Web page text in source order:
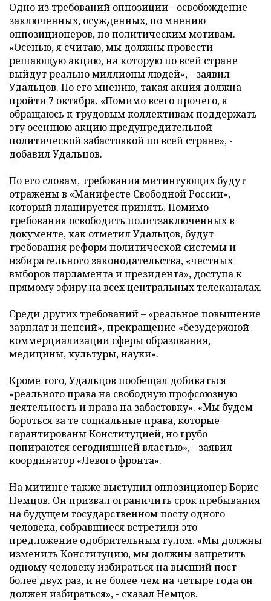
Одно из требований оппозиции - освобождение
заключенных, осужденных, по мнению
оппозиционеров, по политическим мотивам.
«Осенью, я считаю, мы должны провести
решающую акцию, на которую по всей стране
выйдут реально миллионы людей», - заявил
Удальцов. По его мнению, такая акция должна
пройти 7 октября. «Помимо всего прочего, я
обращаюсь к трудовым коллективам поддержать
эту осеннюю акцию предупредительной
политической забастовкой по всей стране», -
добавил Удальцов.
По его словам, требования митингующих будут
отражены в «Манифесте Свободной России»,
который планируется принять. Помимо
требования освободить политзаключенных в
документе, как отметил Удальцов, будут
требования реформ политической системы и
избирательного законодательства, «честных
выборов парламента и президента», доступа к
прямому эфиру на всех центральных телеканалах.
Среди других требований – «реальное повышение
зарплат и пенсий», прекращение «безудержной
коммерциализации сферы образования,
медицины, культуры, науки».
Кроме того, Удальцов пообещал добиваться
«реального права на свободную профсоюзную
деятельность и права на забастовку». «Мы будем
бороться за те социальные права, которые
гарантированы Конституцией, но грубо
попираются сегодняшней властью», - заявил
координатор «Левого фронта».
На митинге также выступил оппозиционер Борис
Немцов. Он призвал ограничить срок пребывания
на будущем государственном посту одного
человека, собравшиеся встретили это
предложение одобрительным гулом. «Мы должны
изменить Конституцию, мы должны запретить
одному человеку избираться на высший пост
более двух раз, и не более чем на четыре года он
должен избираться», - сказал Немцов.